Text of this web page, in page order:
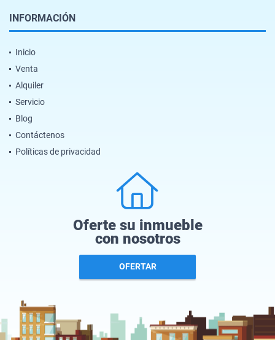
INFORMACIÓN
Inicio
Venta
Alquiler
Servicio
Blog
Contáctenos
Políticas de privacidad
Oferte su inmueble
con nosotros
OFERTAR